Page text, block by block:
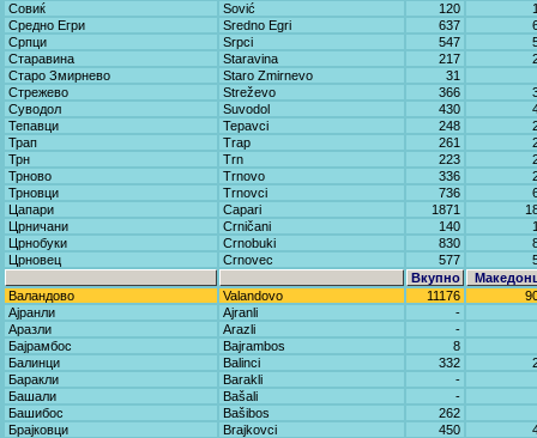
Совиќ
Sović 120
Средно Егри
Sredno Egri 637
Српци
Srpci 547
Старавина
Staravina 217
Старо Змирнево
Staro Zmirnevo
31
Стрежево
Streževo 366
Суводол
Suvodol 430
Тепавци
Tepavci 248
Трап
Trap 261
Трн
Trn 223
Трново
Trnovo 336
Трновци
Trnovci 736
Цапари
Capari 1871
Црничани
Crničani 140
Црнобуки
Crnobuki 830
Црновец
Crnovec 577
Вкупно
Валандово
Valandovo 11176
Ајранли
Ajranli
-
Аразли
Arazli
-
Бајрамбос
Bajrambos
8
Балинци
Balinci 332
Баракли
Barakli
-
Башали
Bašali
-
Башибос
Bašibos
262
Брајковци
Brajkovci 450